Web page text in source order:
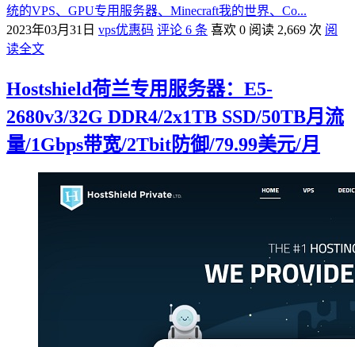
统的VPS、GPU专用服务器、Minecraft我的世界、Co...
2023年03月31日 vps优惠码 评论 6 条 喜欢 0 阅读 2,669 次 阅
读全文
Hostshield荷兰专用服务器：E5-
2680v3/32G DDR4/2x1TB SSD/50TB月流
量/1Gbps带宽/2Tbit防御/79.99美元/月